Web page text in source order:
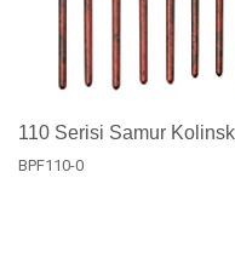
110 Serisi Samur
BPF110-0